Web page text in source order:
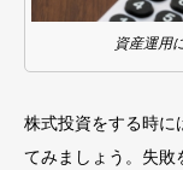
資産運用
株式投資をする時に
てみましょう。失敗